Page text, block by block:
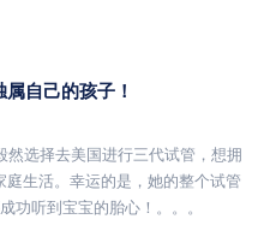
自己的孩子！
然选择去美国进行三代试管，想拥
生活。幸运的是，她的整个试管
功听到宝宝的胎心！。。。